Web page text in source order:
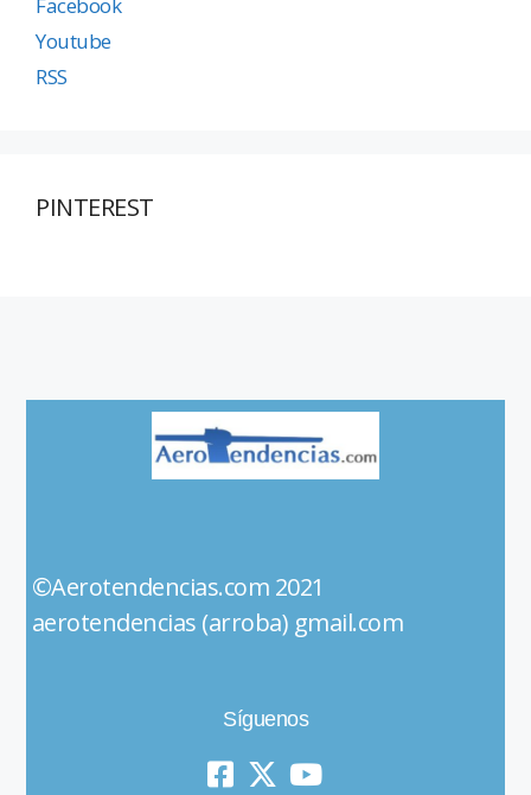
Youtube
RSS
PINTEREST
©Aerotendencias.com 2021
aerotendencias (arroba) gmail.com
Síguenos